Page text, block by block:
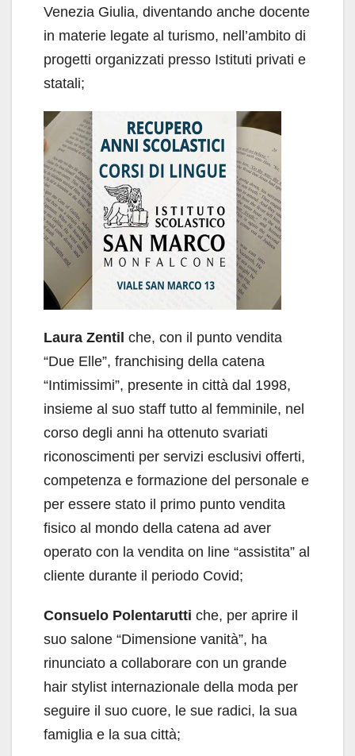
Venezia Giulia, diventando anche docente
in materie legate al turismo, nell’ambito di
progetti organizzati presso Istituti privati e
statali;
Laura Zentil che, con il punto vendita
“Due Elle”, franchising della catena
“Intimissimi”, presente in città dal 1998,
insieme al suo staff tutto al femminile, nel
corso degli anni ha ottenuto svariati
riconoscimenti per servizi esclusivi offerti,
competenza e formazione del personale e
per essere stato il primo punto vendita
fisico al mondo della catena ad aver
operato con la vendita on line “assistita” al
cliente durante il periodo Covid;
Consuelo Polentarutti che, per aprire il
suo salone “Dimensione vanità”, ha
rinunciato a collaborare con un grande
hair stylist internazionale della moda per
seguire il suo cuore, le sue radici, la sua
famiglia e la sua città;